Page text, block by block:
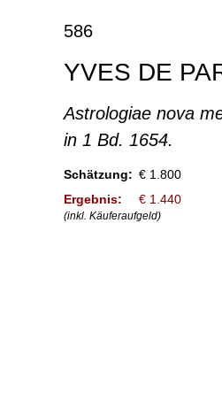
586
YVES DE
Astrologiae nova
in 1 Bd. 1654.
Schätzung: € 1.800
Ergebnis:
€ 1.440
(inkl. Käuferaufgeld)